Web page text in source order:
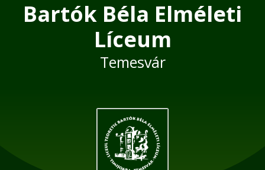
Bartók Béla Elméleti
Líceum
Temesvár
Post
navigation